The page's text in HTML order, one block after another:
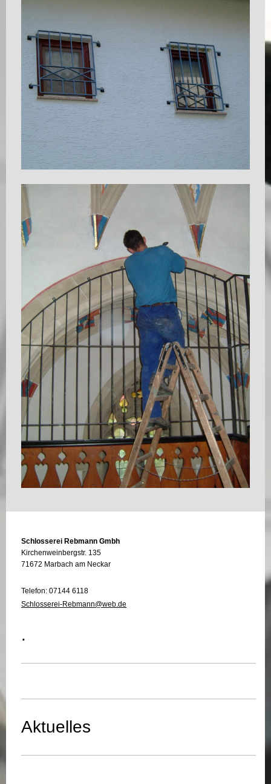
Schlosserei Rebmann Gmbh
Kirchenweinbergstr. 135
71672 Marbach am Neckar
Telefon: 07144 6118
Schlosserei-Rebmann@web.de
.
Aktuelles